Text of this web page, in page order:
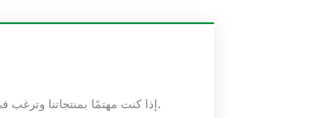
إذا كنت مهتمًا بمنتجاتنا وترغب في معرفة المزيد من التفاصيل ، فالرجاء ترك رسالة هنا ، وسنرد عليك في أقرب وقت ممكن.